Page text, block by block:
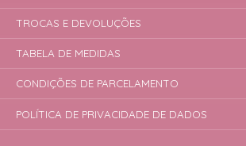
TROCAS E DEVOLUÇÕES
TABELA DE MEDIDAS
CONDIÇÕES DE PARCELAMENTO
POLÍTICA DE PRIVACIDADE DE DADOS